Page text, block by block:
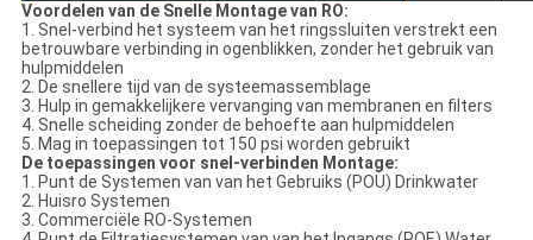
Voordelen van de Snelle Montage van RO:
1. Snel-verbind het systeem van het ringssluiten verstrekt een
betrouwbare verbinding in ogenblikken, zonder het gebruik van
hulpmiddelen
2. De snellere tijd van de systeemassemblage
3. Hulp in gemakkelijkere vervanging van membranen en filters
4. Snelle scheiding zonder de behoefte aan hulpmiddelen
5. Mag in toepassingen tot 150 psi worden gebruikt
De toepassingen voor snel-verbinden Montage:
1. Punt de Systemen van van het Gebruiks (POU) Drinkwater
2. Huisro Systemen
3. Commerciële RO-Systemen